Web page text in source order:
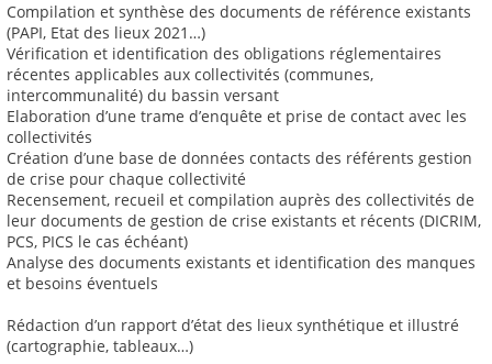
Compilation et synthèse des documents de référence existants
(PAPI, Etat des lieux 2021…)
Vérification et identification des obligations réglementaires
récentes applicables aux collectivités (communes,
intercommunalité) du bassin versant
Elaboration d’une trame d’enquête et prise de contact avec les
collectivités
Création d’une base de données contacts des référents gestion
de crise pour chaque collectivité
Recensement, recueil et compilation auprès des collectivités de
leur documents de gestion de crise existants et récents (DICRIM,
PCS, PICS le cas échéant)
Analyse des documents existants et identification des manques
et besoins éventuels
Rédaction d’un rapport d’état des lieux synthétique et illustré
(cartographie, tableaux…)